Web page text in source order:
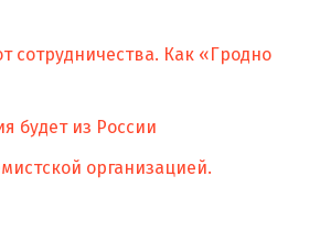
сотрудничества. Как «Гродно
будет из России
организацией.